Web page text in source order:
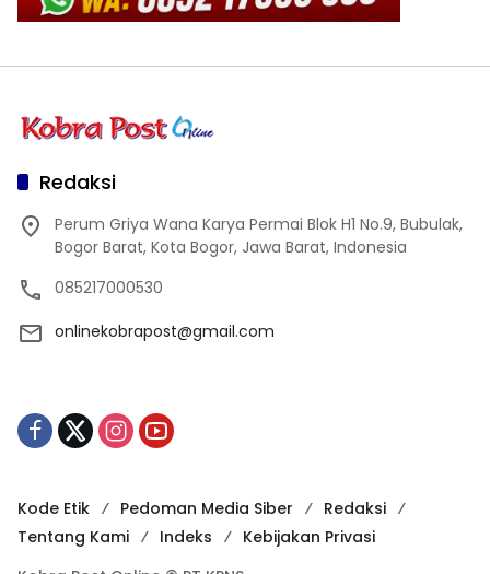
Redaksi
Perum Griya Wana Karya Permai Blok H1 No.9, Bubulak,
Bogor Barat, Kota Bogor, Jawa Barat, Indonesia
085217000530
onlinekobrapost@gmail.com
Kode Etik Pedoman Media Siber
Redaksi
Tentang Kami
Indeks
Kebijakan Privasi